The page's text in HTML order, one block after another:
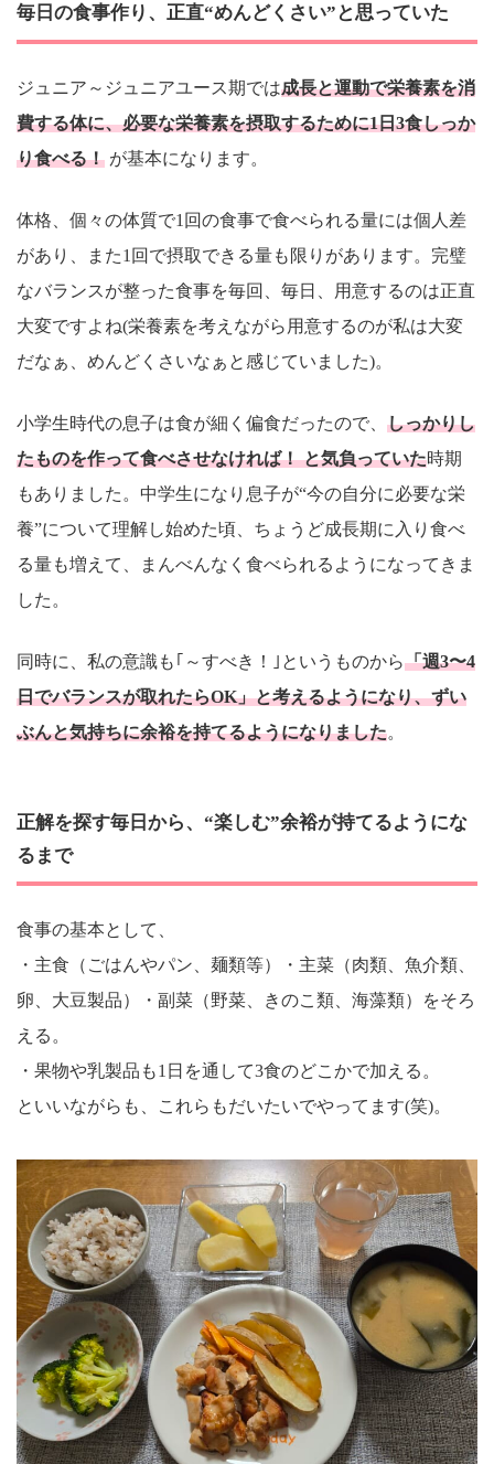
毎日の食事作り、正直“めんどくさい”と思っていた
ジュニア～ジュニアユース期では成長と運動で栄養素を消
費する体に、必要な栄養素を摂取するために1日3食しっか
り食べる！ が基本になります。
体格、個々の体質で1回の食事で食べられる量には個人差
があり、また1回で摂取できる量も限りがあります。完璧
なバランスが整った食事を毎回、毎日、用意するのは正直
大変ですよね(栄養素を考えながら用意するのが私は大変
だなぁ、めんどくさいなぁと感じていました)。
小学生時代の息子は食が細く偏食だったので、 しっかりし
たものを作って食べさせなければ！ と気負っていた時期
もありました。中学生になり息子が“今の自分に必要な栄
養”について理解し始めた頃、ちょうど成長期に入り食べ
る量も増えて、まんべんなく食べられるようになってきま
した。
同時に、私の意識も｢～すべき！｣というものから「週3〜4
日でバランスが取れたらOK」と考えるようになり、ずい
ぶんと気持ちに余裕を持てるようになりました。
正解を探す毎日から、“楽しむ”余裕が持てるようにな
るまで
食事の基本として、
・主食（ごはんやパン、麺類等）・主菜（肉類、魚介類、
卵、大豆製品）・副菜（野菜、きのこ類、海藻類）をそろ
える。
・果物や乳製品も1日を通して3食のどこかで加える。
といいながらも、これらもだいたいでやってます(笑)。